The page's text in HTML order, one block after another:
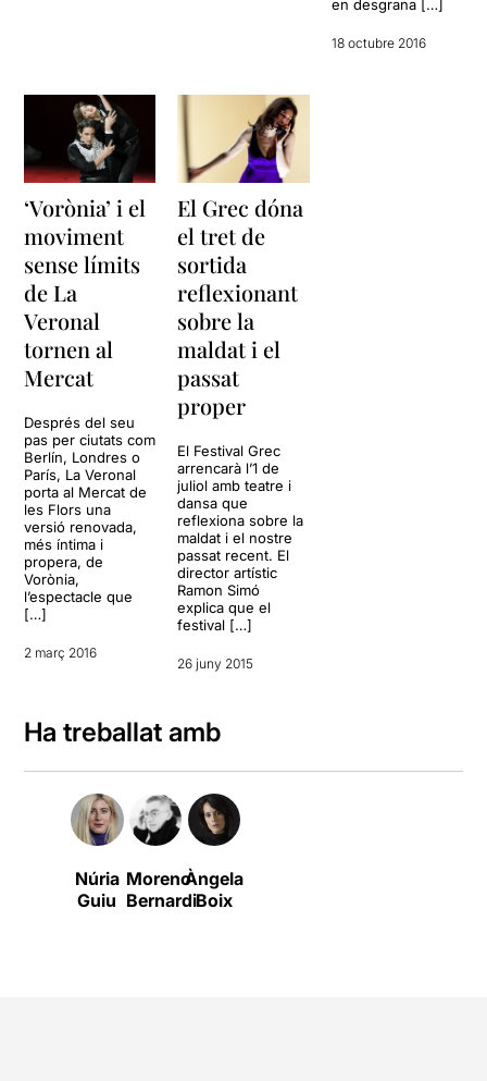
en desgrana […]
18 octubre 2016
‘Vorònia’ i el
moviment
sense límits
de La
Veronal
tornen al
Mercat
Després del seu
pas per ciutats com
Berlín, Londres o
París, La Veronal
porta al Mercat de
les Flors una
versió renovada,
més íntima i
propera, de
Vorònia,
l’espectacle que
[…]
2 març 2016
El Grec dóna
el tret de
sortida
reflexionant
sobre la
maldat i el
passat
proper
El Festival Grec
arrencarà l’1 de
juliol amb teatre i
dansa que
reflexiona sobre la
maldat i el nostre
passat recent. El
director artístic
Ramon Simó
explica que el
festival […]
26 juny 2015
Ha treballat amb
Núria
Guiu
Moreno
Bernardi
Àngela
Boix